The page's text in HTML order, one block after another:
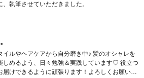
、執筆させていただきました。
イルやヘアケアから自分磨き中♪ 髪のオシャレを
しめるよう、日々勉強＆実践しています♡ 役立つ
届けできるように頑張ります！よろしくお願いし